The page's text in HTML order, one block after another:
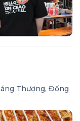
Thượng, Đống